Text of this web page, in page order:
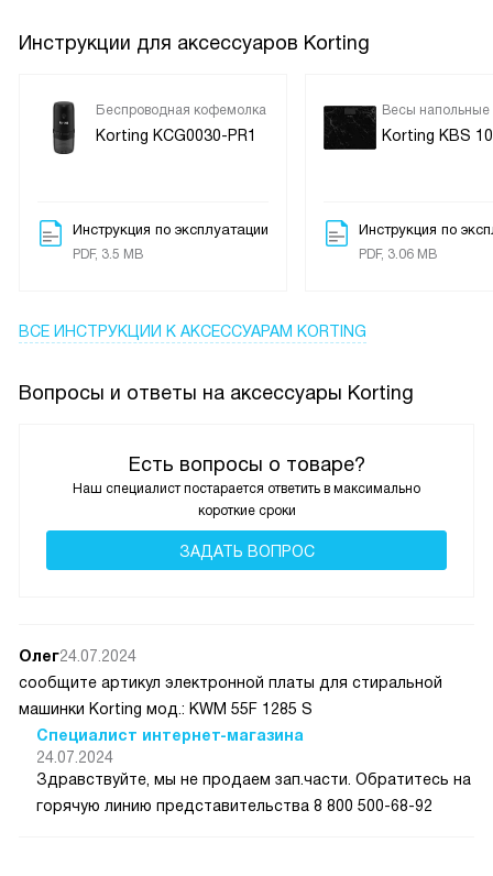
втроём переглянулись — полка помогла быстро
рассортировать вещи, никто не стоял с пакетами на
выдвигается плавно, не шумит, хватает ровно того места,
которое нужно для бытовых мелочей. Я не писала здесь
упорядоченности. Теперь утренние сборы стали менее
хаотичными — белье складываю быстрее, на полке
поверхность, когда перебираю шкаф, и это экономит
время и силы. Я довольна покупкой. Она делает домашние
Инструкции для аксессуаров Korting
Беспроводная кофемолка
Korting KCG0030-PR1
Инструкция по эксплуатации
PDF, 3.5 MB
Весы напольные
Korting KBS
Инструкция по
PDF, 3.06 MB
ВСЕ ИНСТРУКЦИИ К АКСЕССУАРАМ KORTING
Вопросы и ответы на аксессуары Korting
Есть вопросы о товаре?
Наш специалист постарается ответить в максимально
короткие сроки
ЗАДАТЬ ВОПРОС
Олег24.07.2024
сообщите артикул электронной платы для стиральной
машинки Korting мод.: KWM 55F 1285 S
Специалист интернет-магазина
24.07.2024
Здравствуйте, мы не продаем зап.части. Обратитесь на
горячую линию представительства 8 800 500-68-92